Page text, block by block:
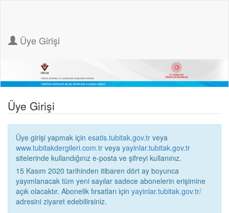
Üye Girişi
Üye Girişi
Üye girişi yapmak için esatis.tubitak.gov.tr veya
www.tubitakdergileri.com.tr veya yayinlar.tubitak.gov.tr
sitelerinde kullandığınız e-posta ve şifreyi kullanınız.
15 Kasım 2020 tarihinden itibaren dört ay boyunca
yayımlanacak tüm yeni sayılar sadece abonelerin erişimine
açık olacaktır. Abonelik fırsatları için yayinlar.tubitak.gov.tr/
adresini ziyaret edebilirsiniz.